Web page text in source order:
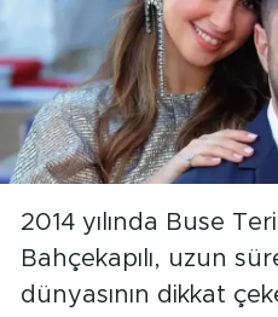
2014 yılında Buse
Bahçekapılı, uzun
dünyasının dikkat